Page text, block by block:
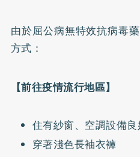
由於屈公病無特效抗病毒
方式：
【前往疫情流行地區】
住有紗窗、空調設備
穿著淺色長袖衣褲